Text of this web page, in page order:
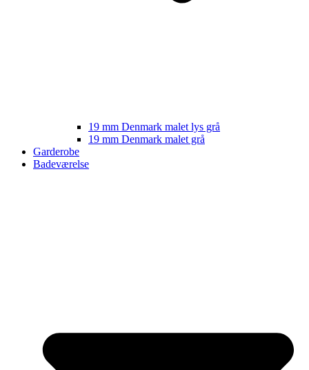
19 mm Denmark malet lys grå
19 mm Denmark malet grå
Garderobe
Badeværelse